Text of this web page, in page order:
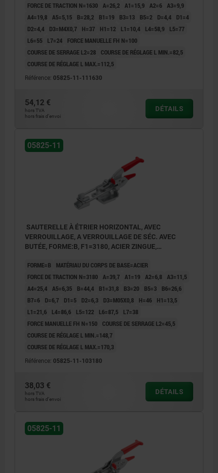
FORCE DE TRACTION N=1630 A=26,2 A1=15,9 A2=6 A3=9,9
A4=19,8 A5=5,15 B=28,2 B1=19 B3=13 B5=2 D=4,4
D1=4
D2=4,4
D3=M4X0,7 H=37 H1=12 L1=10,4 L4=58,9
L5=77
L6=55
L7=24
FORCE MANUELLE FH N=100
COURSE DE SERRAGE L2=28
COURSE DE RÉGLAGE L MIN.=82,5
COURSE DE RÉGLAGE L MAX.=112,5
Référence: 05825-11-111630
54,12 €
hors TVA
hors frais d’envoi
DÉTAILS
05825-11
SAUTERELLE À ÉTRIER HORIZONTAL, AVEC
VERROUILLAGE, A VERROUILLAGE DE SÉC. AVEC
BUTÉE, FORME:B, F1=3180, ACIER ZINGUE,
FORME=B
MATÉRIAU DU CORPS DE BASE=ACIER
FORCE DE TRACTION N=3180 A=39,7 A1=19 A2=6,8 A3=11,5
A4=25,4 A5=6,35 B=44,4 B1=31,8 B3=20 B5=3
B6=26,6
B7=6
D=6,7 D1=5 D2=6,3 D3=M05X0,8 H=46
H1=13,5
L1=21,6
L4=86,6 L5=122 L6=87,5
L7=38
FORCE MANUELLE FH N=150
COURSE DE SERRAGE L2=45,5
COURSE DE RÉGLAGE L MIN.=148,7
COURSE DE RÉGLAGE L MAX.=170,3
Référence: 05825-11-103180
38,03 €
hors TVA
hors frais d’envoi
DÉTAILS
05825-11